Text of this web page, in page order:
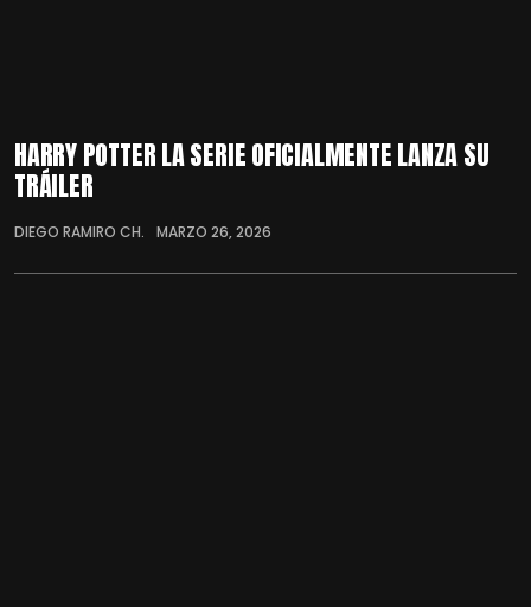
HARRY POTTER LA SERIE OFICIALMENTE LANZA SU
TRÁILER
DIEGO RAMIRO CH. MARZO 26, 2026